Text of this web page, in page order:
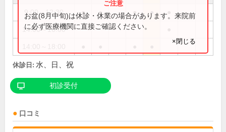
9:00～12:30 ● ● ● ●
14:00～16:00
お盆(8月中旬)は休診・休業の場合があります。来院前
に必ず医療機関に直接ご確認ください。
×閉じる
休診日: 水、日、祝
初診受付
口コミ